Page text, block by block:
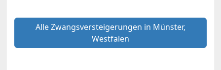
Alle Zwangsversteigerungen in Münster,
Westfalen